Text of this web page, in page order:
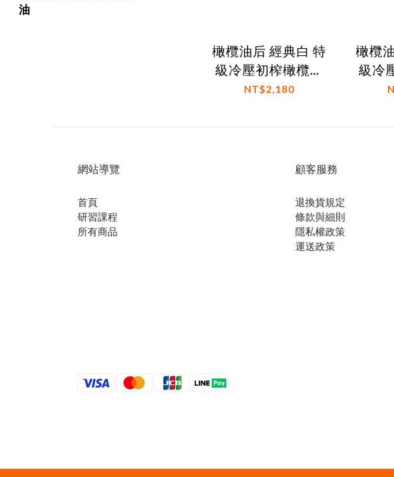
油
橄欖油后 經典白 特
級冷壓初榨橄欖果
實油
NT$2,180
橄欖
級冷
網站導覽
首頁
研習課程
所有商品
顧客服務
退換貨規定
條款與細則
隱私權政策
運送政策